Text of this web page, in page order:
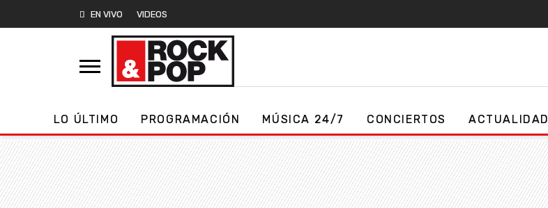
EN VIVO VIDEOS
LO ÚLTIMO PROGRAMACIÓN MÚSICA 24/7 CONCIERTOS ACTUALIDAD